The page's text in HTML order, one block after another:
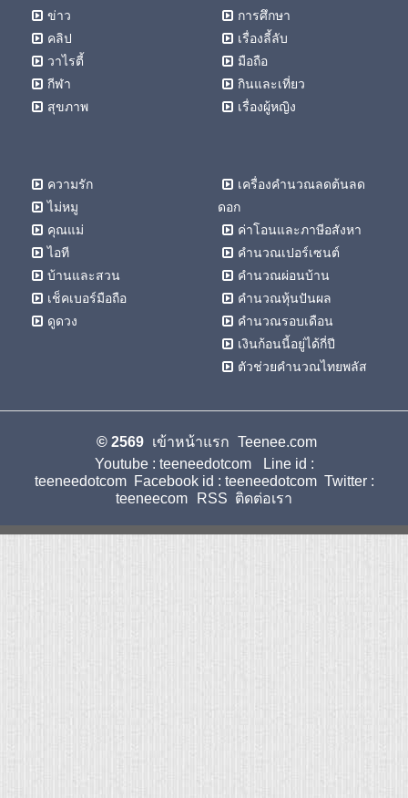
ข่าว
คลิป
วาไรตี้
กีฬา
สุขภาพ
การศึกษา
เรื่องลี้ลับ
มือถือ
กินและเที่ยว
เรื่องผู้หญิง
ความรัก
ไม่หมู
คุณแม่
ไอที
บ้านและสวน
เช็คเบอร์มือถือ
ดูดวง
เครื่องคำนวณลดต้นลด
ดอก
ค่าโอนและภาษีอสังหา
คำนวณเปอร์เซนต์
คำนวณผ่อนบ้าน
คำนวณหุ้นปันผล
คำนวณรอบเดือน
เงินก้อนนี้อยู่ได้กี่ปี
ตัวช่วยคำนวณไทยพลัส
© 2569 เข้าหน้าแรก Teenee.com
Youtube : teeneedotcom
Line id :
teeneedotcomFacebook id : teeneedotcomTwitter :
teeneecom
RSS ติดต่อเรา